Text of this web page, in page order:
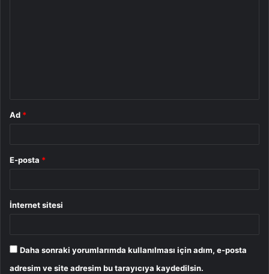
Ad *
E-posta *
İnternet sitesi
Daha sonraki yorumlarımda kullanılması için adım, e-posta
adresim ve site adresim bu tarayıcıya kaydedilsin.